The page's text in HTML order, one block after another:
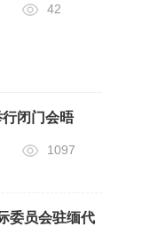
42
闭门会晤
1097
委员会驻缅代